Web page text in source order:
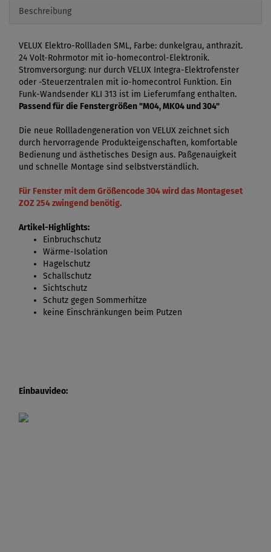
Beschreibung
VELUX Elektro-Rollladen SML, Farbe: dunkelgrau, anthrazit.
24 Volt-Rohrmotor mit io-homecontrol-Elektronik.
Stromversorgung: nur durch VELUX Integra-Elektrofenster
oder -Steuerzentralen mit io-homecontrol Funktion. Ein
Funk-Wandsender KLI 313 ist im Lieferumfang enthalten.
Passend für die Fenstergrößen "M04, MK04 und 304"
Die neue Rollladengeneration von VELUX zeichnet sich
durch hervorragende Produkteigenschaften, komfortable
Bedienung und ästhetisches Design aus. Paßgenauigkeit
und schnelle Montage sind selbstverständlich.
Für Fenster mit dem Größencode 304 wird das Montageset
ZOZ 254 zwingend benötig.
Artikel-Highlights:
Einbruchschutz
Wärme-Isolation
Hagelschutz
Schallschutz
Sichtschutz
Schutz gegen Sommerhitze
keine Einschränkungen beim Putzen
Einbauvideo: